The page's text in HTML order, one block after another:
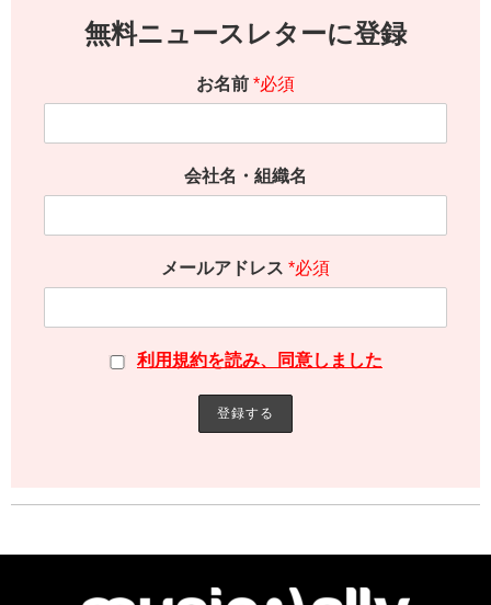
無料ニュースレターに登録
お名前 *必須
会社名・組織名
メールアドレス *必須
利用規約を読み、同意しました